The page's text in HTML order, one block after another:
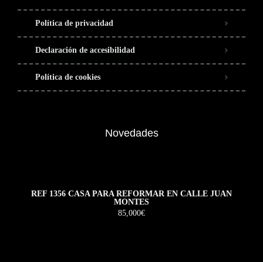
Política de privacidad
Declaración de accesibilidad
Política de cookies
Novedades
REF 1356 CASA PARA REFORMAR EN CALLE JUAN
MONTES
85,000€